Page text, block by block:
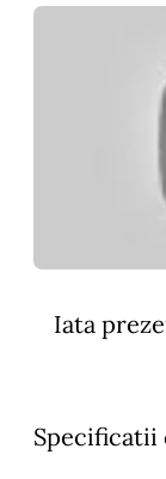
Iata
Specificatii